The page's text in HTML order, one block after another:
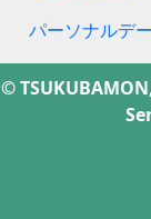
パーソナルデ
©